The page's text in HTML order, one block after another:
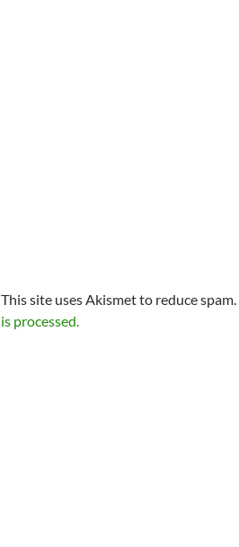
This site uses Akismet to reduce spam.
is processed.